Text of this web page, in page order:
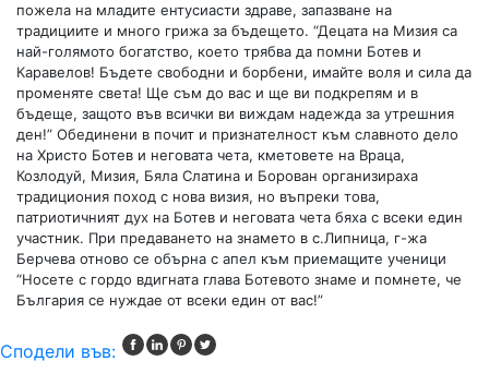
пожела на младите ентусиасти здраве, запазване на
традициите и много грижа за бъдещето. “Децата на Мизия са
най-голямото богатство, което трябва да помни Ботев и
Каравелов! Бъдете свободни и борбени, имайте воля и сила да
променяте света! Ще съм до вас и ще ви подкрепям и в
бъдеще, защото във всички ви виждам надежда за утрешния
ден!” Обединени в почит и признателност към славното дело
на Христо Ботев и неговата чета, кметовете на Враца,
Козлодуй, Мизия, Бяла Слатина и Борован организираха
традициония поход с нова визия, но въпреки това,
патриотичният дух на Ботев и неговата чета бяха с всеки един
участник. При предаването на знамето в с.Липница, г-жа
Берчева отново се обърна с апел към приемащите ученици
“Носете с гордо вдигната глава Ботевото знаме и помнете, че
България се нуждае от всеки един от вас!”
Сподели във: